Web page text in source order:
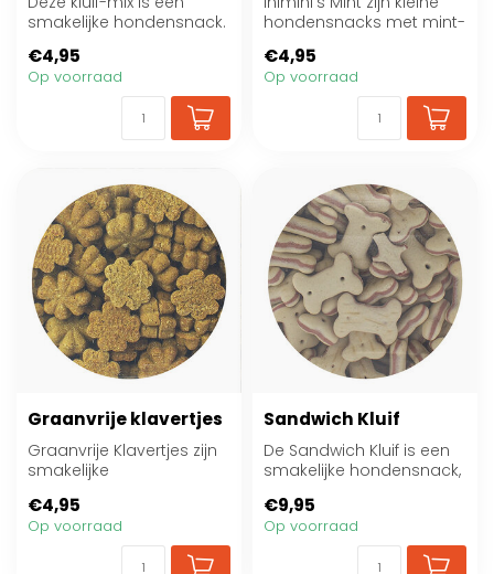
smakelijke hondensnack.
tussendoort...
€4,95
Op voorraad
hondensnacks met mint-
beloning of t...
€4,95
Op voorraad
Graanvrije klavertjes
Graanvrije Klavertjes zijn
smakelijke
granen. Ideaal als bel...
€4,95
Op voorraad
Sandwich Kluif
De Sandwich Kluif is een
smakelijke hondensnack,
tussen de m...
€9,95
Op voorraad